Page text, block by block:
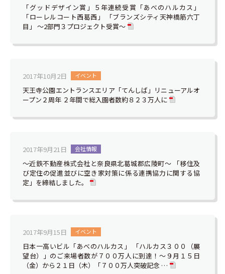
「グッドデザイン賞」５年連続受賞「あべのハルカス」
「ローレルコート西葛西」 「ブランズシティ天神橋筋六丁
目」 ～2部門３プロジェクト受賞～
2017年10月2日 イベント
天王寺公園エントランスエリア「てんしば」リニューアルオ
ープン２周年 ２年間で総入園者数約８２３万人に
2017年9月21日 会社情報
～近鉄不動産株式会社と奈良県北葛城郡広陵町～ 「移住及
び定住の促進並びに空き家対策に係る連携協力に関する協
定」を締結しました。
2017年9月15日 イベント
日本一高いビル「あべのハルカス」 「ハルカス３００（展
望台）」のご来場者数が７００万人に到達！～９月１５日
（金）から２１日（木）「７００万人突破記念 …